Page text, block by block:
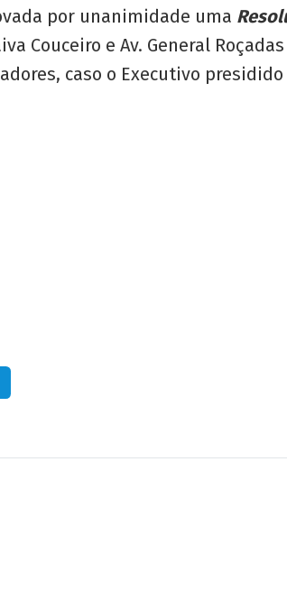
por unanimidade uma
Couceiro e Av. General
caso o Executivo presidido